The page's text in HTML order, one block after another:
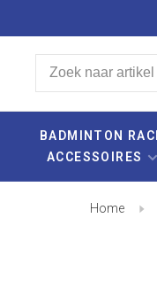
BADMINTON
ACCESSOIRES
Home